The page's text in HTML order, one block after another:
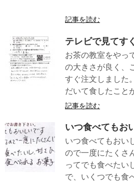
記事を読む
テレビで見てす
お茶の教室をやっ
の大きさが良く、
すぐ注文しました
だいて食したこと
記事を読む
いつ食べてもお
いつ食べてもおい
ので一度にたくさ
ってでも食べたい
で、いくつでも食